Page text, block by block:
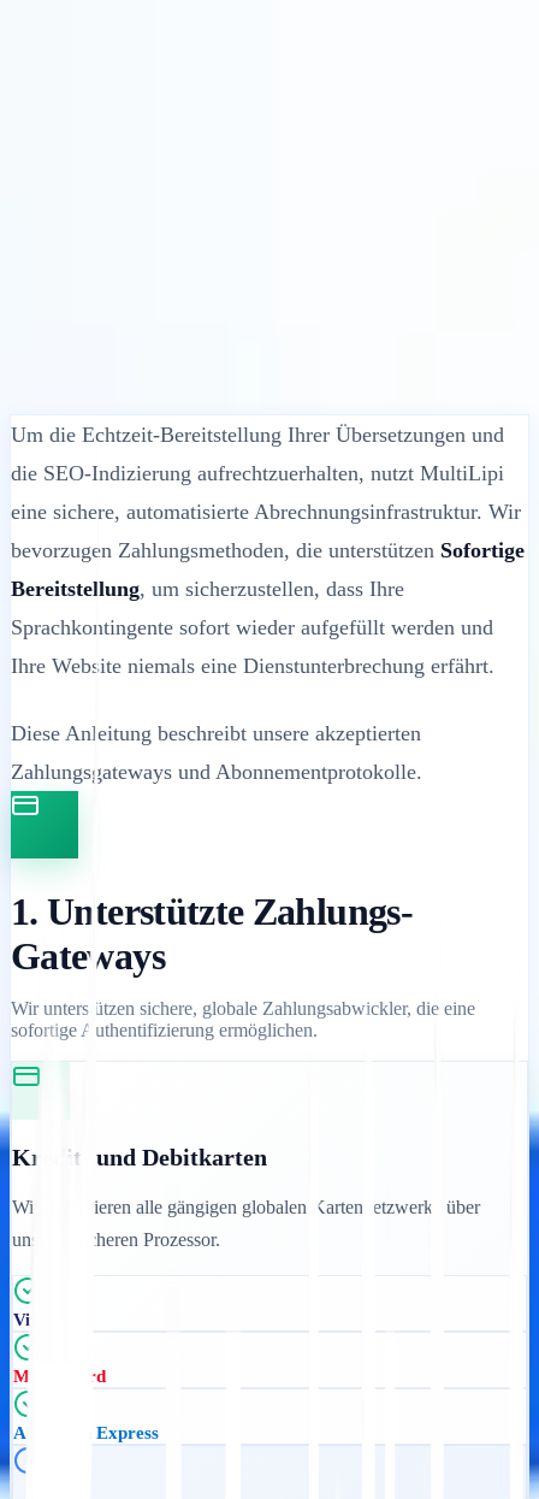
Um die Echtzeit-Bereitstellung Ihrer Übersetzungen und
die SEO-Indizierung aufrechtzuerhalten, nutzt MultiLipi
eine sichere, automatisierte Abrechnungsinfrastruktur. Wir
bevorzugen Zahlungsmethoden, die unterstützen Sofortige
Bereitstellung, um sicherzustellen, dass Ihre
Sprachkontingente sofort wieder aufgefüllt werden und
Ihre Website niemals eine Dienstunterbrechung erfährt.
Diese Anleitung beschreibt unsere akzeptierten
Zahlungsgateways und Abonnementprotokolle.
1. Unterstützte Zahlungs-
Gateways
Wir unterstützen sichere, globale Zahlungsabwickler, die eine
sofortige Authentifizierung ermöglichen.
Kredit- und Debitkarten
Wir akzeptieren alle gängigen globalen Kartennetzwerke über
unseren sicheren Prozessor.
Visa
Mastercard
American Express